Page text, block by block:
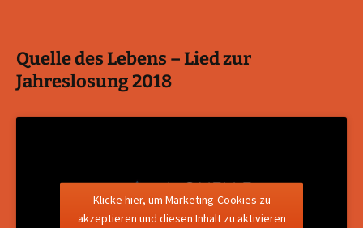
Quelle des Lebens – Lied zur
Jahreslosung 2018
Klicke hier, um Marketing-Cookies zu
akzeptieren und diesen Inhalt zu aktivieren